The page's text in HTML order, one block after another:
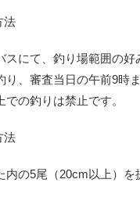
法
にて、釣り場範囲の好
り、審査当日の午前9時
での釣りは禁止です。
法
の5尾（20cm以上）を